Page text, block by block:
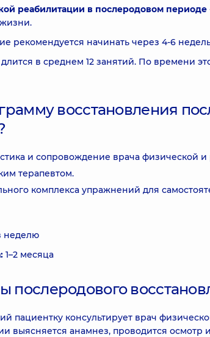
реабилитации в послеродовом периоде
рекомендуется начинать через 4-6
в среднем 12 занятий. По времени
восстановления
и сопровождение врача физической
терапевтом.
комплекса упражнений для
неделю
1–2 месяца
послеродового
пациентку консультирует врач
выясняется анамнез, проводится осмотр